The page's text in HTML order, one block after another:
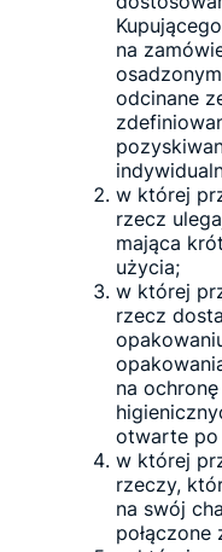
na
odcinane
w której
rzecz
mająca
użycia;
w której
rzecz
na
otwarte po
w której
rzeczy,
na swój
połączone